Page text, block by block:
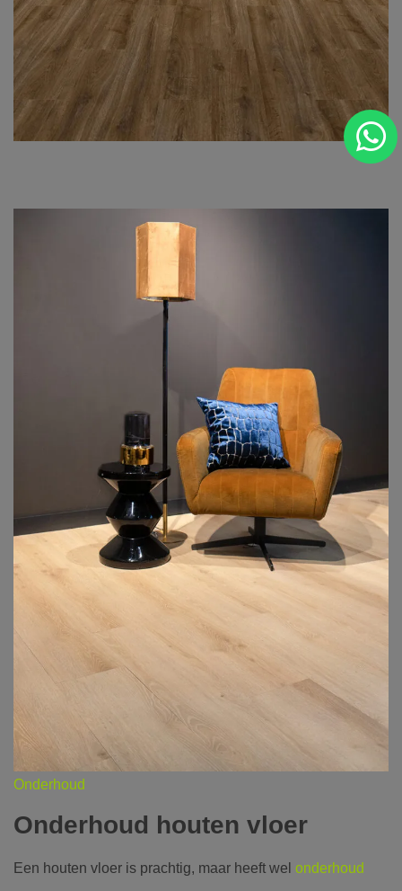
Onderhoud
Onderhoud houten vloer
Een houten vloer is prachtig, maar heeft wel onderhoud